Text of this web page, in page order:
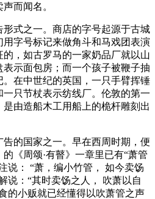
而闻名。
式之一。商店的字号起源于古城
字号标记来做角斗和马戏团表演
，如古罗马的一家奶品厂就以山
示面包房；而一个孩子被鞭子抽
在中世纪的英国，一只手臂挥锤
只节杖表示纺线厂。伦敦的第一
由造船木工用船上的桅杆雕刻出
的国家之一。早在西周时期，便
《周颂·有瞽》一章里已有“萧管
说： “萧，编小竹管， 如今卖饧
说：“其时卖饧之人， 吹萧以自
的小贩就已经懂得以吹萧管之声